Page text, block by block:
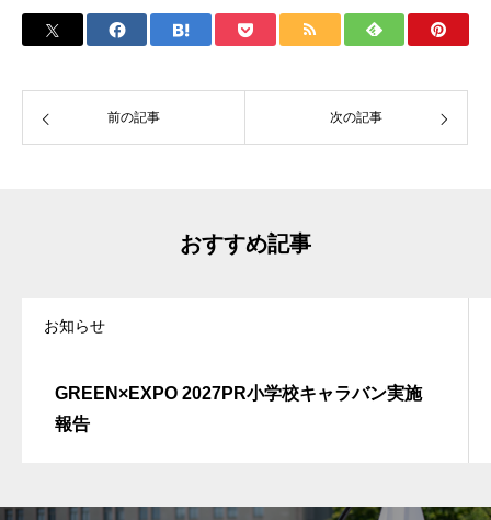
前の記事 次の記事
おすすめ記事
お知らせ
GREEN×EXPO 2027PR小学校キャラバン実施
報告